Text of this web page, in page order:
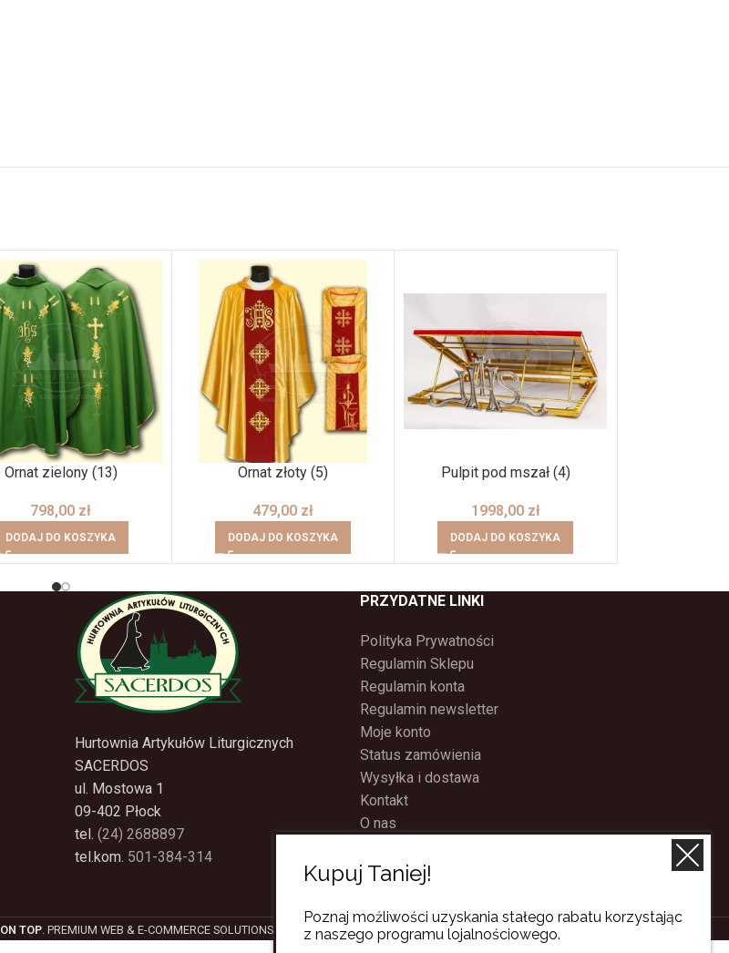
Ornat zielony (13)
798,00 zł
DODAJ DO KOSZYKA
Ornat złoty (5)
479,00 zł
DODAJ DO KOSZYKA
Pulpit pod mszał (4)
1998,00 zł
DODAJ DO KOSZYKA
Hurtownia Artykułów Liturgicznych
SACERDOS
ul. Mostowa 1
09-402 Płock
tel. (24) 2688897
tel.kom. 501-384-314
PRZYDATNE LINKI
Polityka Prywatności
Regulamin Sklepu
Regulamin konta
Regulamin newsletter
Moje konto
Status zamówienia
Wysyłka i dostawa
Kontakt
O nas
ON TOP . PREMIUM WEB & E-COMMERCE SOLUTIONS.
Kupuj Taniej!
Poznaj możliwości uzyskania stałego rabatu korzystając
z naszego programu lojalnościowego.